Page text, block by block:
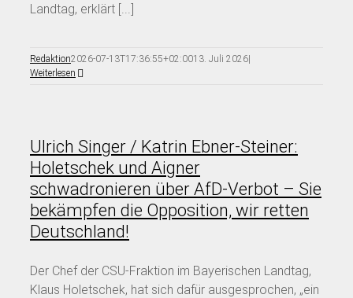
Landtag, erklärt [...]
Redaktion2026-07-13T17:36:55+02:0013. Juli 2026|
Weiterlesen
Ulrich Singer / Katrin Ebner-Steiner:
Holetschek und Aigner
schwadronieren über AfD-Verbot – Sie
bekämpfen die Opposition, wir retten
Deutschland!
Der Chef der CSU-Fraktion im Bayerischen Landtag,
Klaus Holetschek, hat sich dafür ausgesprochen, „ein